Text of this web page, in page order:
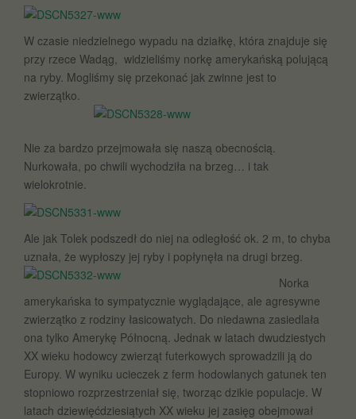
W czasie niedzielnego wypadu na działkę, która znajduje się
przy rzece Wadąg, widzieliśmy norkę amerykańską polującą
na ryby. Mogliśmy się przekonać jak zwinne jest to
zwierzątko.
Nie za bardzo przejmowała się naszą obecnością.
Nurkowała, po chwili wychodziła na brzeg… i tak
wielokrotnie.
Ale jak Tolek podszedł do niej na odległość ok. 2 m, to chyba
uznała, że wypłoszy jej ryby i popłynęła na drugi brzeg.
Norka
amerykańska to sympatycznie wyglądające, ale agresywne
zwierzątko z rodziny łasicowatych. Do niedawna zasiedlała
ona tylko Amerykę Północną. Jednak w latach dwudziestych
XX wieku hodowcy zwierząt futerkowych sprowadzili ją do
Europy. W wyniku ucieczek z ferm hodowlanych gatunek ten
stopniowo rozprzestrzeniał się, tworząc dzikie populacje. W
latach dziewięćdziesiątych XX wieku jej zasięg obejmował